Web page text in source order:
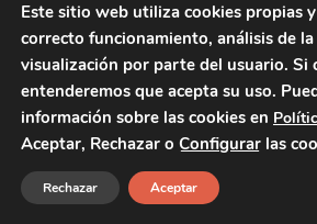
® 2026 · Desarrollado por
Legal
Privacidad Condiciones
Este sitio web utiliza cookies propias
correcto funcionamiento, análisis de
visualización por parte del usuario. Si
entenderemos que acepta su uso.
información sobre las cookies en
Aceptar, Rechazar o Configurar las
Aceptar
Rechazar